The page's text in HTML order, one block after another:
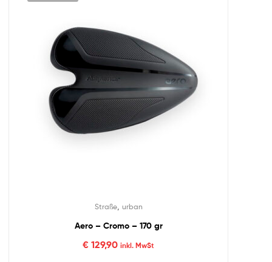
Straße, urban
Aero – Cromo – 170 gr
€ 129,90 inkl. MwSt